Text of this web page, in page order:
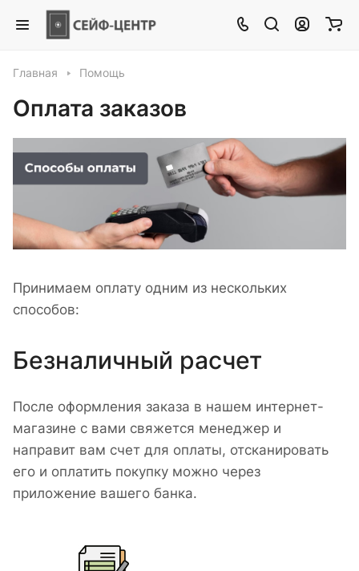
Главная Помощь
Оплата заказов
Принимаем оплату одним из нескольких
способов:
Безналичный расчет
После оформления заказа в нашем интернет-
магазине с вами свяжется менеджер и
направит вам счет для оплаты, отсканировать
его и оплатить покупку можно через
приложение вашего банка.